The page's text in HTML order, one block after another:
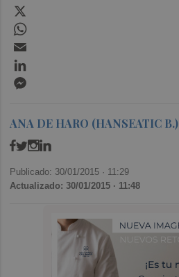
ANA DE HARO (HANSEATIC B.)
Publicado: 30/01/2015 · 11:29
Actualizado: 30/01/2015 · 11:48